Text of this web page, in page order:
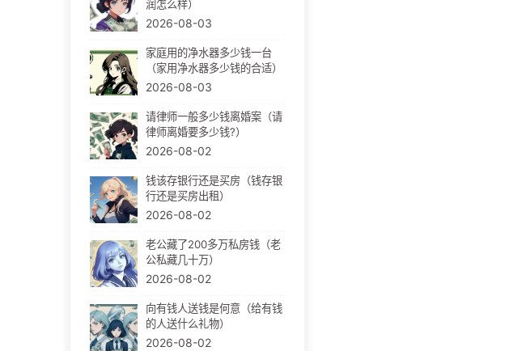
润怎么样）
2026-08-03
家庭用的净水器多少钱一台
（家用净水器多少钱的合适）
2026-08-03
请律师一般多少钱离婚案（请
律师离婚要多少钱?）
2026-08-02
钱该存银行还是买房（钱存银
行还是买房出租）
2026-08-02
老公藏了200多万私房钱（老
公私藏几十万）
2026-08-02
向有钱人送钱是何意（给有钱
的人送什么礼物）
2026-08-02